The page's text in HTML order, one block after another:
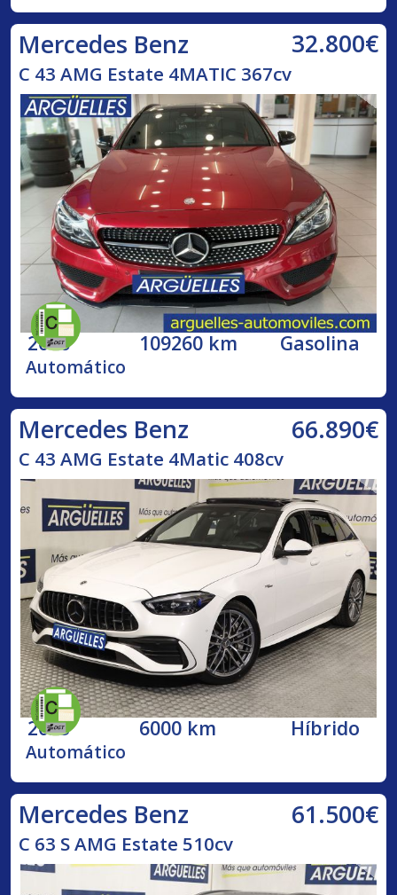
Mercedes Benz 32.800€
C 43 AMG Estate 4MATIC 367cv
2016 109260 km Gasolina
Automático
Mercedes Benz 66.890€
C 43 AMG Estate 4Matic 408cv
2023 6000 km Híbrido
Automático
Mercedes Benz 61.500€
C 63 S AMG Estate 510cv